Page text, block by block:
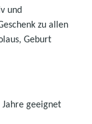
und
zu allen
Geburt
geeignet